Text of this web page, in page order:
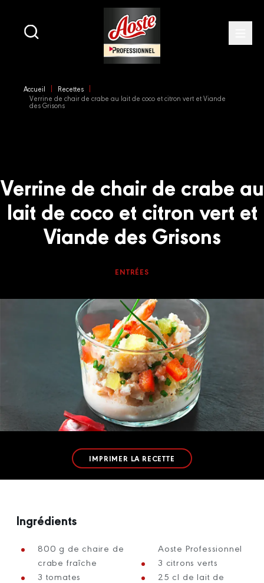
content
Accueil
Recettes
Verrine de chair de crabe au lait de coco et citron vert et Viande
des Grisons
Verrine de chair de crabe au
lait de coco et citron vert et
Viande des Grisons
ENTRÉES
IMPRIMER LA RECETTE
Ingrédients
800 g de chaire de
crabe fraîche
3 tomates
Aoste Professionnel
3 citrons verts
25 cl de lait de